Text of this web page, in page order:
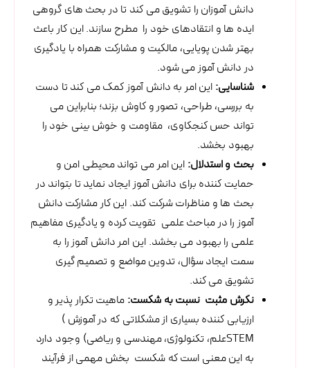
دانش آموزان را تشویق می کند تا در بحث های گروهی
ایده ها و انتقادهای خود را مطرح سازند. این کار باعث
بهتر شدن پویایی، مالکیت و مشارکت همراه با یادگیری
در دانش آموز می شود.
شناسایی: این امر به دانش آموز کمک می کند تا دست
به بررسی، طراحی، تصور و کاوش بزند؛ بنابراین می
تواند حس کنجکاوی، مقاومت و خوش بینی خود را
بهبود بخشد.
بحث و استدلال: این امر می تواند محیطی امن و
حمایت کننده برای دانش آموز ایجاد نماید تا بتواند در
بحث ها و مناظرات شرکت کند. این کار مشارکت دانش
آموز را در مباحث علمی تقویت کرده و یادگیری مفاهیم
علمی را بهبود می بخشد. این امر دانش آموز را به
سمت ایجاد سؤال، تدوین مواضع و تصمیم گیری
تشویق می کند.
نگرش مثبت نسبت به شکست: ماهیت تکرار پذیر و
ارزیابی کننده بسیاری از مشکلاتی که در آموزش )
STEMعلم، تکنولوژی، مهندسی و ریاضی) وجود دارد
به این معنی است که شکست بخش مهمی از فرآیند